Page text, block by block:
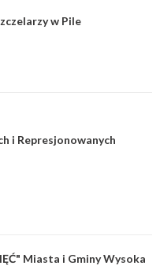
w Pile
i Represjonowanych
Miasta i Gminy Wysoka